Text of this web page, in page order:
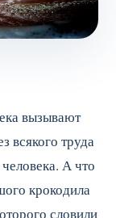
вызывают
всякого труда
А что
крокодила
словили